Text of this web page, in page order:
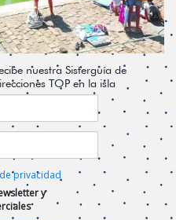
nuestra Sisterguía de
TOP en la isla
privacidad
y